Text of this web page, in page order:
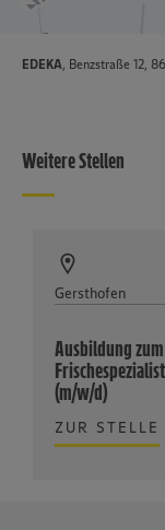
EDEKA, Benzstraße 12,
Weitere Stellen
Gersthofen
Ausbildung zum
(m/w/d)
ZUR STELLE